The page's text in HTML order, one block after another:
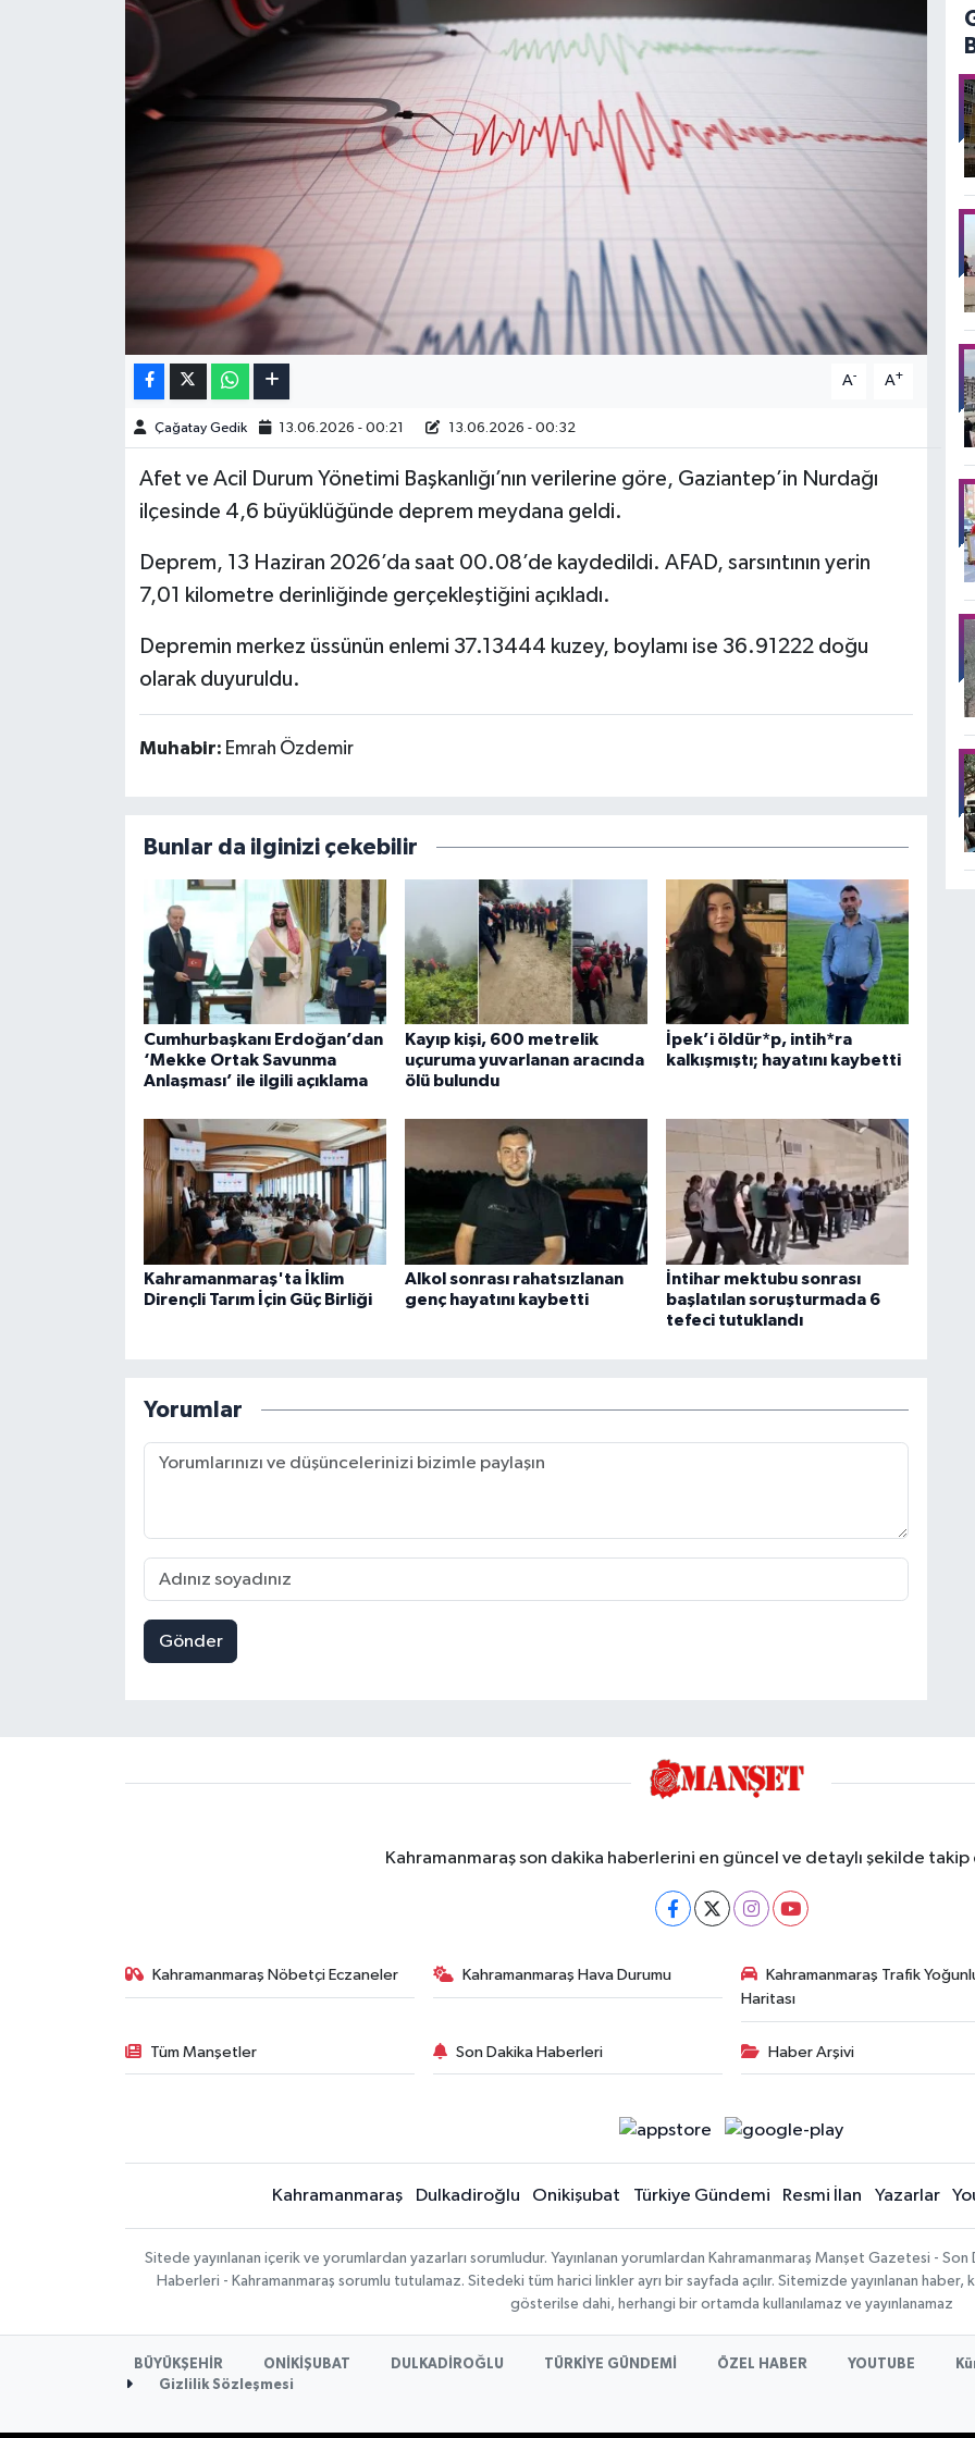
A- A+
Çağatay Gedik 13.06.2026 - 00:21 13.06.2026 - 00:32
Afet ve Acil Durum Yönetimi Başkanlığı’nın verilerine göre, Gaziantep’in Nurdağı
ilçesinde 4,6 büyüklüğünde deprem meydana geldi.
Deprem, 13 Haziran 2026’da saat 00.08’de kaydedildi. AFAD, sarsıntının yerin
7,01 kilometre derinliğinde gerçekleştiğini açıkladı.
Depremin merkez üssünün enlemi 37.13444 kuzey, boylamı ise 36.91222 doğu
olarak duyuruldu.
Muhabir: Emrah Özdemir
Bunlar da ilginizi çekebilir
Cumhurbaşkanı Erdoğan’dan
‘Mekke Ortak Savunma
Anlaşması’ ile ilgili açıklama
Kayıp kişi, 600 metrelik
uçuruma yuvarlanan aracında
ölü bulundu
İpek’i öldür*p, intih*ra
kalkışmıştı; hayatını kaybetti
Kahramanmaraş'ta İklim
Dirençli Tarım İçin Güç Birliği
Alkol sonrası rahatsızlanan
genç hayatını kaybetti
İntihar mektubu sonrası
başlatılan soruşturmada 6
tefeci tutuklandı
Yorumlar
Gönder
Kahramanmaraş son dakika haberlerini en güncel ve detaylı şekilde
Kahramanmaraş Nöbetçi Eczaneler Kahramanmaraş Hava Durumu
Kahramanmaraş Trafik
Haritası
Tüm Manşetler Son Dakika Haberleri Haber Arşivi
Kahramanmaraş Dulkadiroğlu Onikişubat Türkiye Gündemi Resmi İlan Yazarlar
Sitede yayınlanan içerik ve yorumlardan yazarları sorumludur. Yayınlanan yorumlardan Kahramanmaraş Manşet Gazetesi -
Haberleri - Kahramanmaraş sorumlu tutulamaz. Sitedeki tüm harici linkler ayrı bir sayfada açılır. Sitemizde yayınlanan haber,
gösterilse dahi, herhangi bir ortamda kullanılamaz ve yayınlanamaz
BÜYÜKŞEHİR ONİKİŞUBAT DULKADİROĞLU TÜRKİYE GÜNDEMİ ÖZEL HABER YOUTUBE
Gizlilik Sözleşmesi